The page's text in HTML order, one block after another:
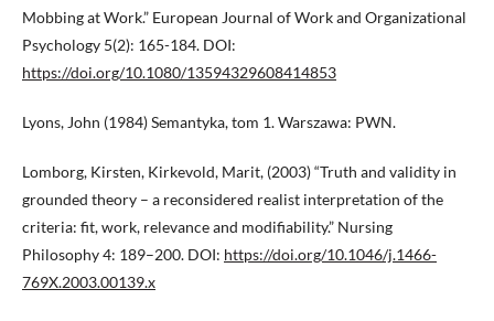
Mobbing at Work.” European Journal of Work and Organizational
Psychology 5(2): 165-184. DOI:
https://doi.org/10.1080/13594329608414853
Lyons, John (1984) Semantyka, tom 1. Warszawa: PWN.
Lomborg, Kirsten, Kirkevold, Marit, (2003) “Truth and validity in
grounded theory – a reconsidered realist interpretation of the
criteria: fit, work, relevance and modifiability.” Nursing
Philosophy 4: 189–200. DOI: https://doi.org/10.1046/j.1466-
769X.2003.00139.x